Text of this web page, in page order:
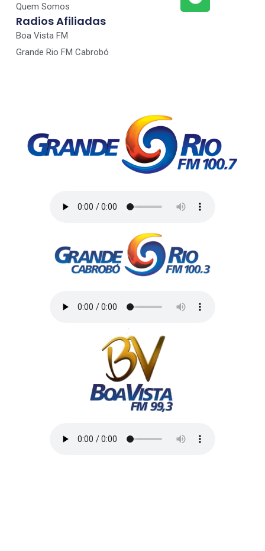
Quem Somos
Radios Afiliadas
Boa Vista FM
Grande Rio FM Cabrobó